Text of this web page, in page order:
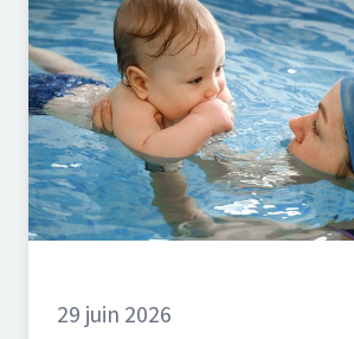
29 juin 2026